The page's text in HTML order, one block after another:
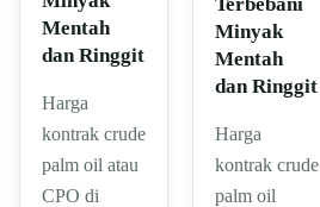
Mentah
dan Ringgit
Harga
kontrak crude
palm oil atau
CPO di
Minyak
Mentah
dan Ringgit
Harga
kontrak crude
palm oil